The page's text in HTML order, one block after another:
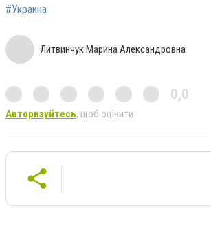
#Украина
Литвинчук Марина Александровна
0,0
Авторизуйтесь, щоб оцінити